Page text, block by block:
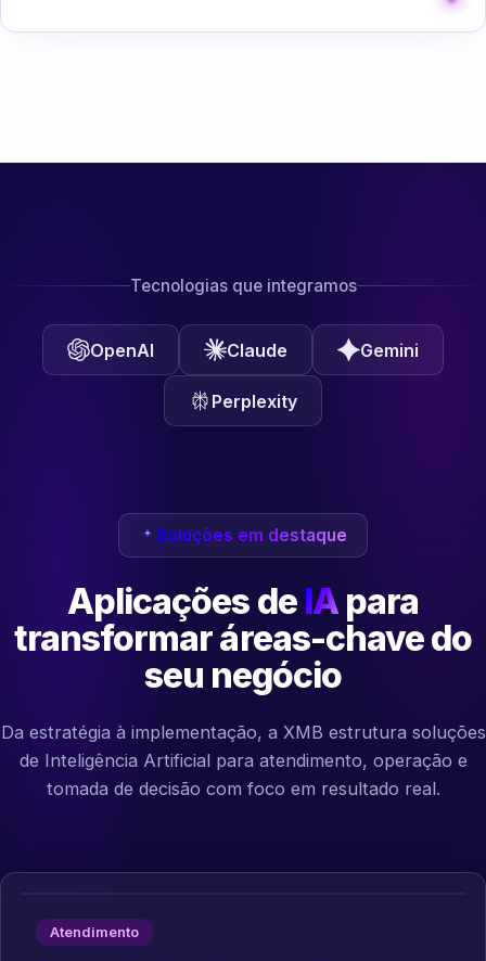
Tecnologias que integramos
OpenAI Claude Gemini
Perplexity
Soluções em destaque
Aplicações de IApara
transformaráreas-chave do
seu negócio
Da estratégia à implementação, a XMB estrutura soluções
de Inteligência Artificial para atendimento, operação e
tomada de decisão com foco em resultado real.
Atendimento